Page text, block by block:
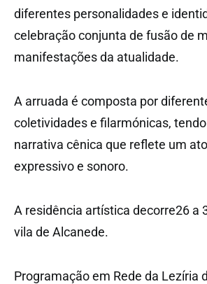
diferentes personalidades e
celebração conjunta de fusão de
manifestações da atualidade.
A arruada é composta por
coletividades e filarmónicas,
narrativa cênica que reflete um
expressivo e sonoro.
A residência artística decorre26 a
vila de Alcanede.
Programação em Rede da Lezíria